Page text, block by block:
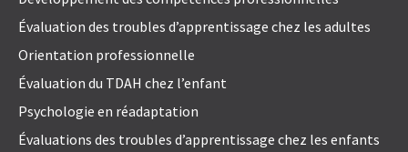
Évaluation des troubles d’apprentissage chez les adultes
Orientation professionnelle
Évaluation du TDAH chez l’enfant
Psychologie en réadaptation
Évaluations des troubles d’apprentissage chez les enfants